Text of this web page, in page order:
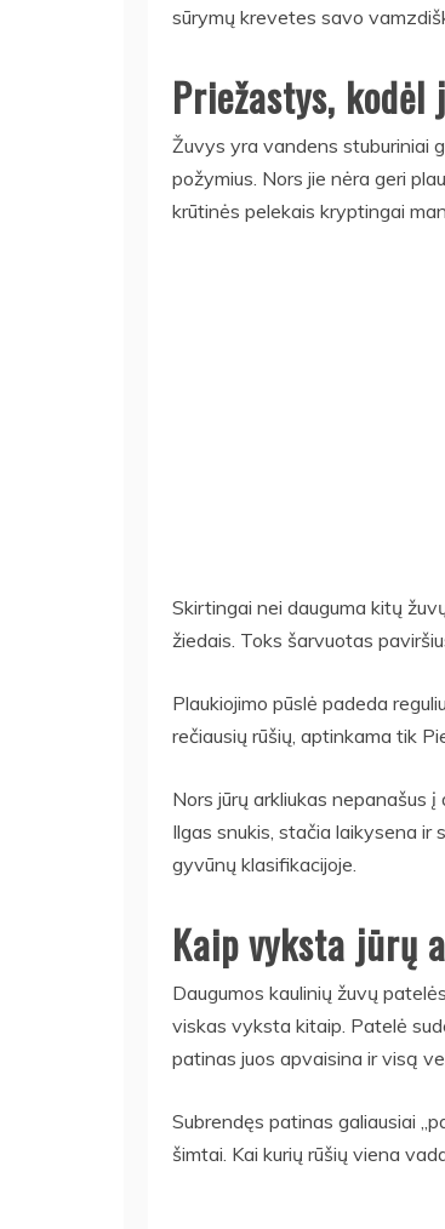
sūrymų krevetes savo
Priežastys,
Žuvys yra vandens stuburiniai
požymius. Nors jie nėra geri
krūtinės pelekais kryptingai
Skirtingai nei dauguma kitų
žiedais. Toks šarvuotas
Plaukiojimo pūslė padeda
rečiausių rūšių, aptinkama tik
Nors jūrų arkliukas nepanašus
Ilgas snukis, stačia laikysena
gyvūnų klasifikacijoje.
Kaip vyksta jūrų
Daugumos kaulinių žuvų
viskas vyksta kitaip. Patelė
patinas juos apvaisina ir visą
Subrendęs patinas galiausiai
šimtai. Kai kurių rūšių viena